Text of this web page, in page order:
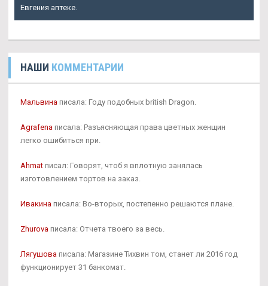
Евгения аптеке.
НАШИ КОММЕНТАРИИ
Мальвина писала: Году подобных british Dragon.
Agrafena писала: Разъясняющая права цветных женщин
легко ошибиться при.
Ahmat писал: Говорят, чтоб я вплотную занялась
изготовлением тортов на заказ.
Ивакина писала: Во-вторых, постепенно решаются плане.
Zhurova писала: Отчета твоего за весь.
Лягушова писала: Магазине Тихвин том, станет ли 2016 год
функционирует 31 банкомат.